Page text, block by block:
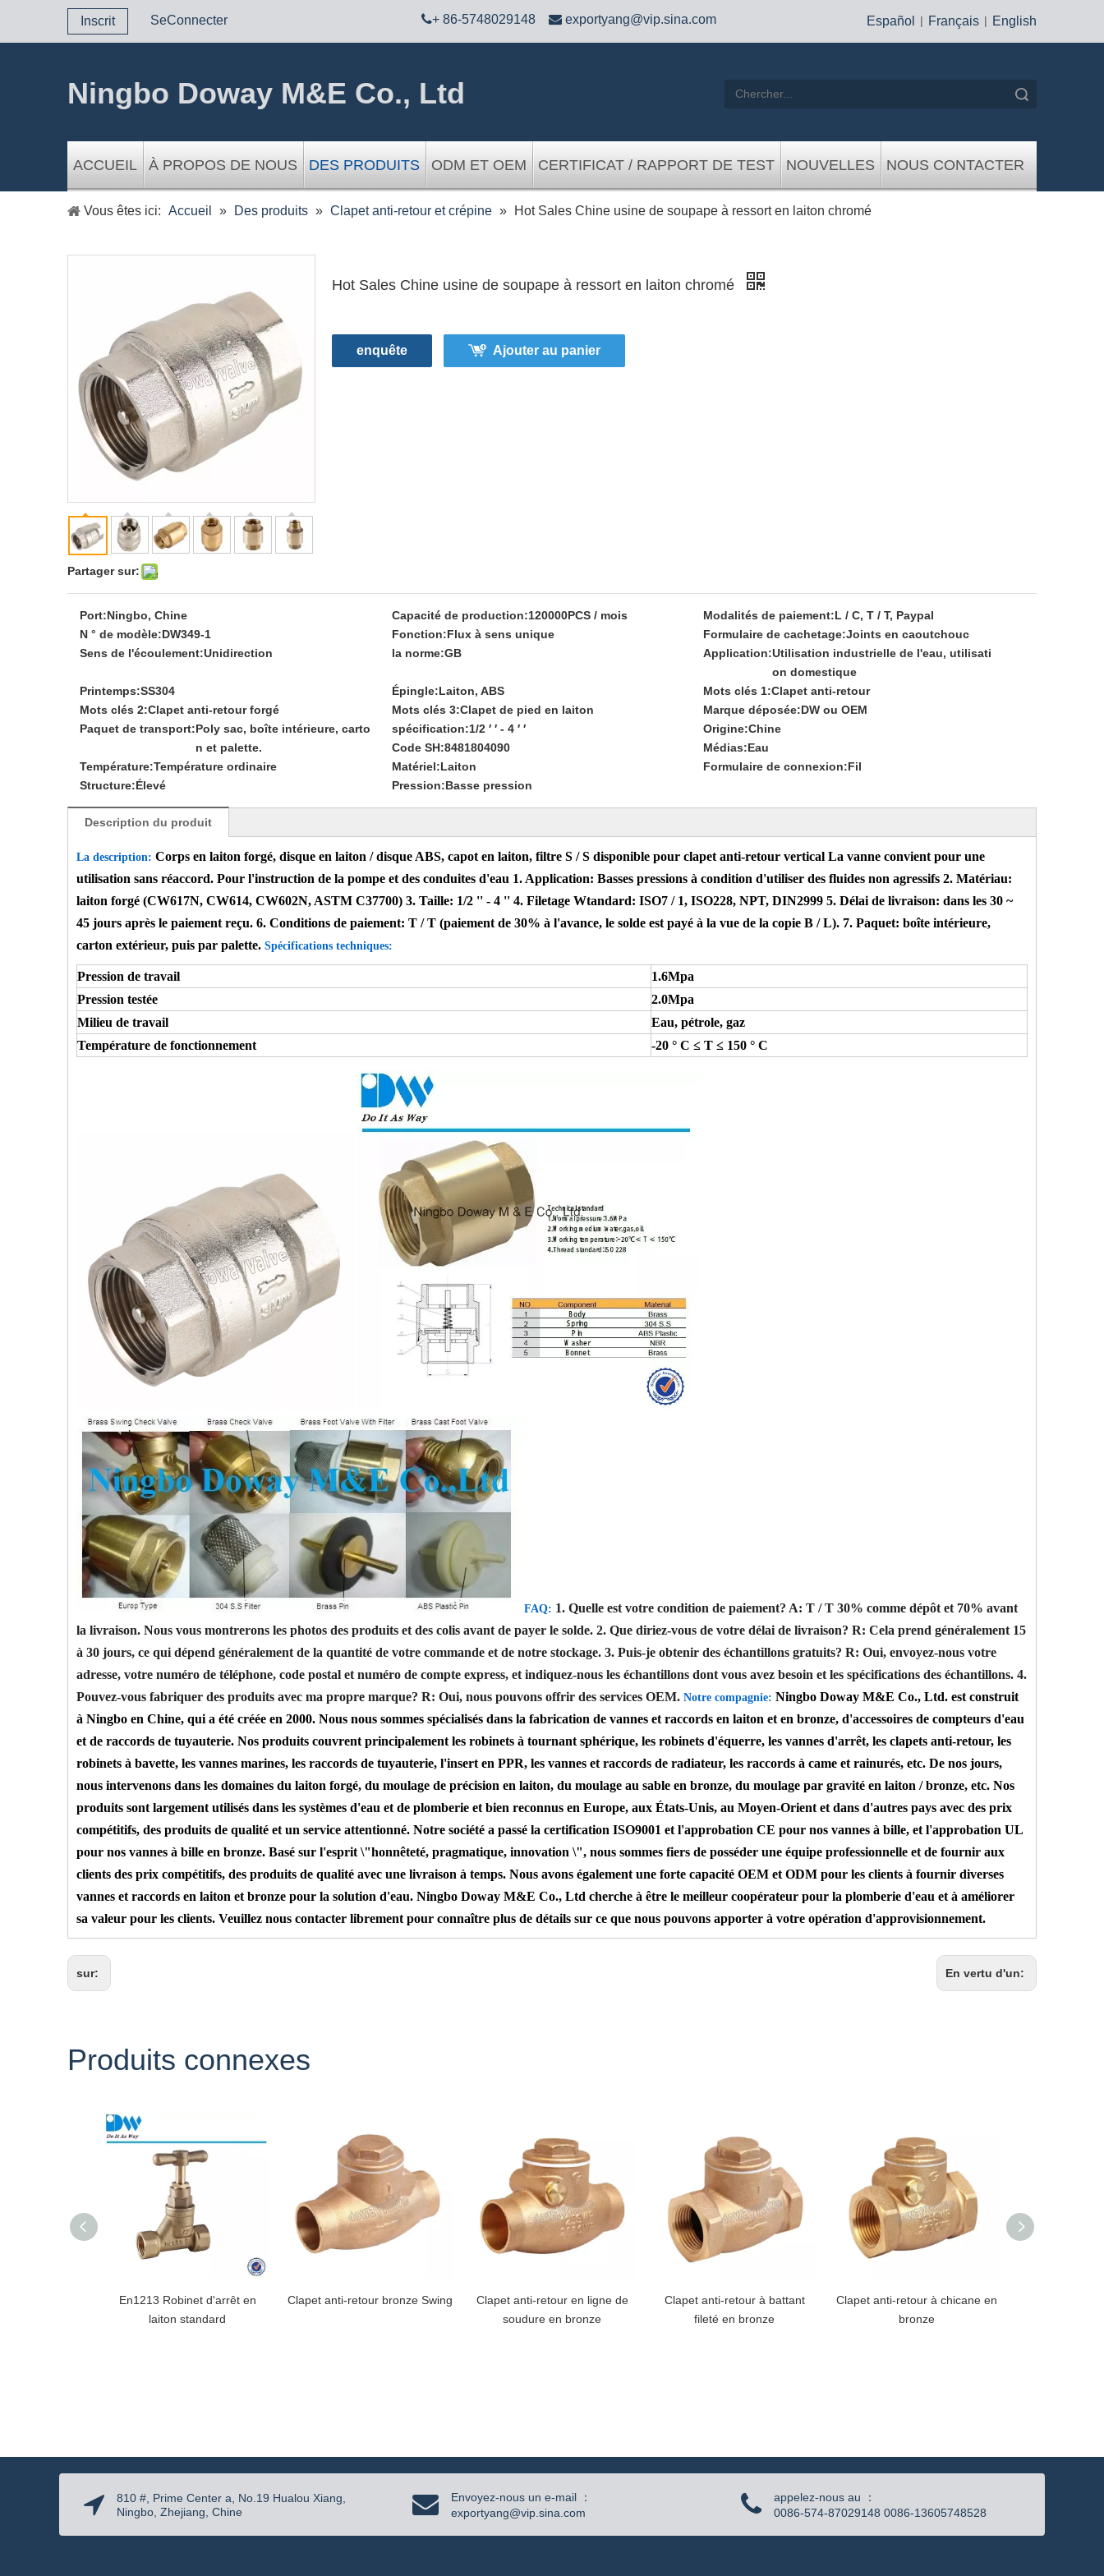
Inscrit SeConnecter + 86-5748029148  exportyang@vip.sina.com Español | Français | English
Ningbo Doway M&E Co., Ltd
ACCUEIL À PROPOS DE NOUS DES PRODUITS ODM ET OEM CERTIFICAT / RAPPORT DE TEST NOUVELLES NOUS CONTACTER
Vous êtes ici: Accueil » Des produits » Clapet anti-retour et crépine » Hot Sales Chine usine de soupape à ressort en laiton chromé
Partager sur:
Hot Sales Chine usine de soupape à ressort en laiton chromé
enquête Ajouter au panier
Port:Ningbo, Chine Capacité de production:120000PCS / mois Modalités de paiement:L / C, T / T, Paypal
N ° de modèle:DW349-1 Fonction:Flux à sens unique Formulaire de cachetage:Joints en caoutchouc
Sens de l'écoulement:Unidirection la norme:GB Application:Utilisation industrielle de l'eau, utilisati
on domestique
Printemps:SS304 Épingle:Laiton, ABS Mots clés 1:Clapet anti-retour
Mots clés 2:Clapet anti-retour forgé Mots clés 3:Clapet de pied en laiton Marque déposée:DW ou OEM
Paquet de transport:Poly sac, boîte intérieure, carto
n et palette.
spécification:1/2 ′ ′ - 4 ′ ′ Origine:Chine
Code SH:8481804090 Médias:Eau
Température:Température ordinaire Matériel:Laiton Formulaire de connexion:Fil
Structure:Élevé Pression:Basse pression
Description du produit
La description: Corps en laiton forgé, disque en laiton / disque ABS, capot en laiton, filtre S / S disponible pour clapet anti-retour vertical La vanne convient pour une
utilisation sans réaccord. Pour l'instruction de la pompe et des conduites d'eau 1. Application: Basses pressions à condition d'utiliser des fluides non agressifs 2. Matériau:
laiton forgé (CW617N, CW614, CW602N, ASTM C37700) 3. Taille: 1/2 '' - 4 '' 4. Filetage Wtandard: ISO7 / 1, ISO228, NPT, DIN2999 5. Délai de livraison: dans les 30 ~
45 jours après le paiement reçu. 6. Conditions de paiement: T / T (paiement de 30% à l'avance, le solde est payé à la vue de la copie B / L). 7. Paquet: boîte intérieure,
carton extérieur, puis par palette. Spécifications techniques:
Pression de travail
1.6Mpa
Pression testée
2.0Mpa
Milieu de travail
Eau, pétrole, gaz
Température de fonctionnement
-20 ° C ≤ T ≤ 150 ° C
FAQ: 1. Quelle est votre condition de paiement? A: T / T 30% comme dépôt et 70% avant
la livraison. Nous vous montrerons les photos des produits et des colis avant de payer le solde. 2. Que diriez-vous de votre délai de livraison? R: Cela prend généralement 15
à 30 jours, ce qui dépend généralement de la quantité de votre commande et de notre stockage. 3. Puis-je obtenir des échantillons gratuits? R: Oui, envoyez-nous votre
adresse, votre numéro de téléphone, code postal et numéro de compte express, et indiquez-nous les échantillons dont vous avez besoin et les spécifications des échantillons. 4.
Pouvez-vous fabriquer des produits avec ma propre marque? R: Oui, nous pouvons offrir des services OEM. Notre compagnie: Ningbo Doway M&E Co., Ltd. est construit
à Ningbo en Chine, qui a été créée en 2000. Nous nous sommes spécialisés dans la fabrication de vannes et raccords en laiton et en bronze, d'accessoires de compteurs d'eau
et de raccords de tuyauterie. Nos produits couvrent principalement les robinets à tournant sphérique, les robinets d'équerre, les vannes d'arrêt, les clapets anti-retour, les
robinets à bavette, les vannes marines, les raccords de tuyauterie, l'insert en PPR, les vannes et raccords de radiateur, les raccords à came et rainurés, etc. De nos jours,
nous intervenons dans les domaines du laiton forgé, du moulage de précision en laiton, du moulage au sable en bronze, du moulage par gravité en laiton / bronze, etc. Nos
produits sont largement utilisés dans les systèmes d'eau et de plomberie et bien reconnus en Europe, aux États-Unis, au Moyen-Orient et dans d'autres pays avec des prix
compétitifs, des produits de qualité et un service attentionné. Notre société a passé la certification ISO9001 et l'approbation CE pour nos vannes à bille, et l'approbation UL
pour nos vannes à bille en bronze. Basé sur l'esprit \"honnêteté, pragmatique, innovation \", nous sommes fiers de posséder une équipe professionnelle et de fournir aux
clients des prix compétitifs, des produits de qualité avec une livraison à temps. Nous avons également une forte capacité OEM et ODM pour les clients à fournir diverses
vannes et raccords en laiton et bronze pour la solution d'eau. Ningbo Doway M&E Co., Ltd cherche à être le meilleur coopérateur pour la plomberie d'eau et à améliorer
sa valeur pour les clients. Veuillez nous contacter librement pour connaître plus de détails sur ce que nous pouvons apporter à votre opération d'approvisionnement.
sur: En vertu d'un:
Produits connexes
En1213 Robinet d'arrêt en
laiton standard
Clapet anti-retour bronze Swing
Clapet anti-retour en ligne de
soudure en bronze
Clapet anti-retour à battant
fileté en bronze
Clapet anti-retour à chicane en
bronze
810 #, Prime Center a, No.19 Hualou Xiang,
Ningbo, Zhejiang, Chine
Envoyez-nous un e-mail ：
exportyang@vip.sina.com
appelez-nous au ：
0086-574-87029148 0086-13605748528